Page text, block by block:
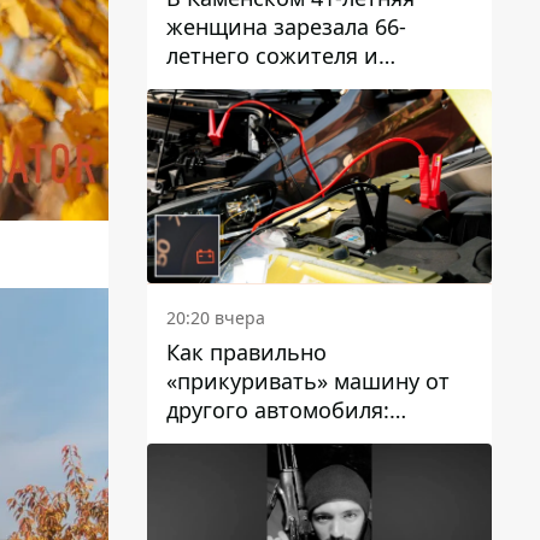
женщина зарезала 66-
летнего сожителя и
пыталась обмануть
полицейских
20:20 вчера
Как правильно
«прикуривать» машину от
другого автомобиля:
инструкция для водителей